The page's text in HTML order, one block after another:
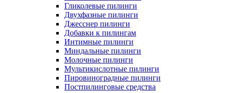
Гликолевые пилинги
Двухфазные пилинги
Джесснер пилинги
Добавки к пилингам
Интимные пилинги
Миндальные пилинги
Молочные пилинги
Мультикислотные пилинги
Пировиноградные пилинги
Постпилинговые средства